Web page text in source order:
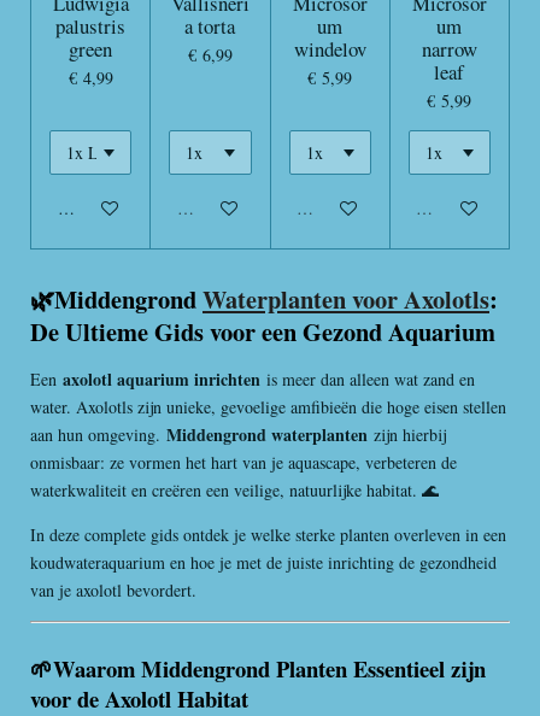
palustris
green
€ 4,99
In winkelwagen
a torta
€ 6,99
Uitverkocht
um
windelov
€ 5,99
Uitverkocht
um
narrow
leaf
€ 5,99
Uitverkocht
🌿MiddengrondWaterplanten voor Axolotls:
De Ultieme Gids voor een Gezond Aquarium
Een axolotl aquarium inrichten is meer dan alleen wat zand en
water. Axolotls zijn unieke, gevoelige amfibieën die hoge eisen stellen
aan hun omgeving. Middengrond waterplanten zijn hierbij
onmisbaar: ze vormen het hart van je aquascape, verbeteren de
waterkwaliteit en creëren een veilige, natuurlijke habitat. 🌊
In deze complete gids ontdek je welke sterke planten overleven in een
koudwateraquarium en hoe je met de juiste inrichting de gezondheid
van je axolotl bevordert.
🌱Waarom Middengrond Planten Essentieel zijn
voor de Axolotl Habitat